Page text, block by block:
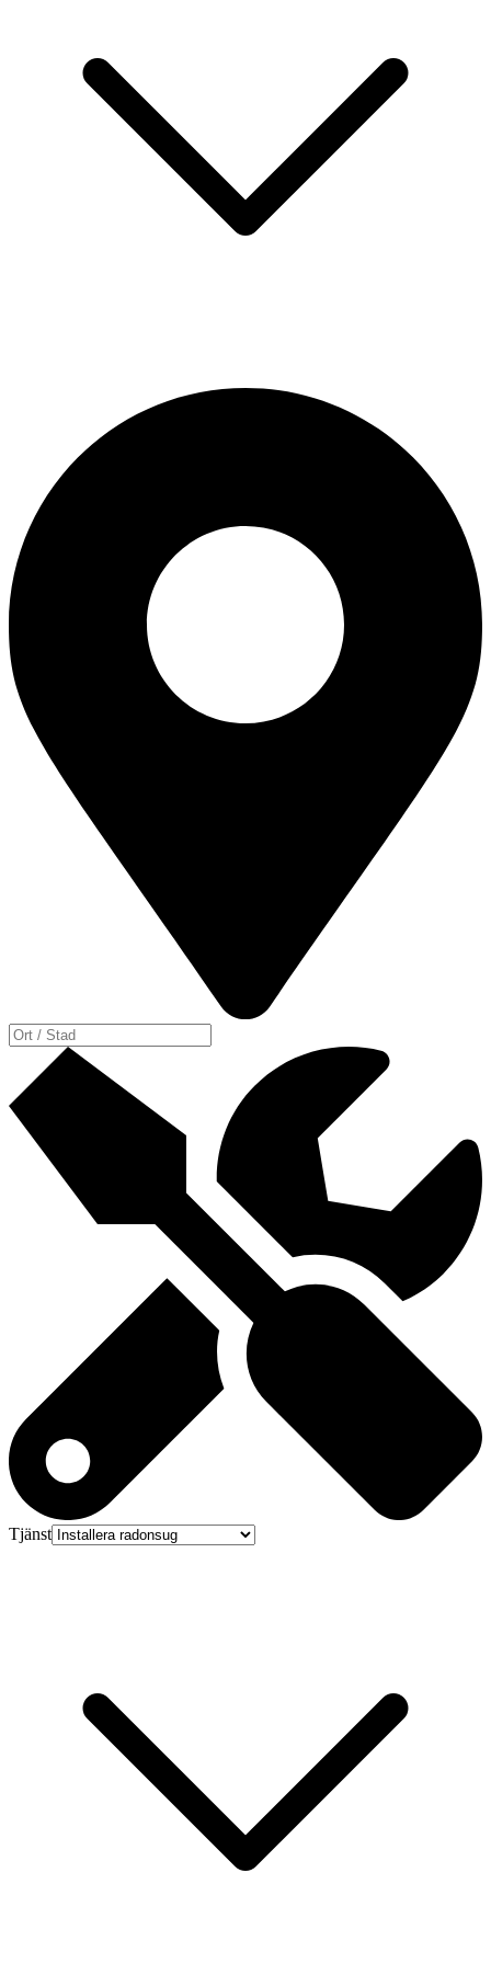
Tjänst